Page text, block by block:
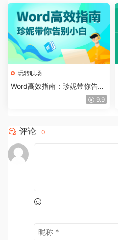
玩转职场
Word高效指南：珍妮带你告别
小白，切实提升办公能力
9.9
评论 0